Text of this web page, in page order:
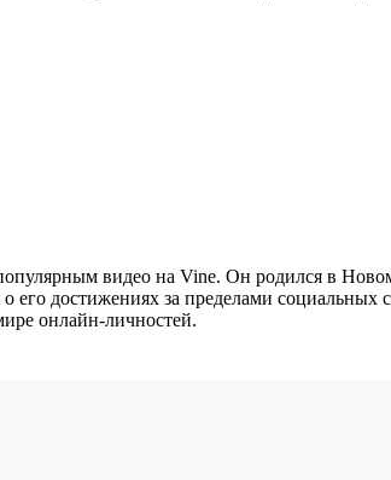
видео на Vine. Он родился в
достижениях за пределами социальных
онлайн-личностей.